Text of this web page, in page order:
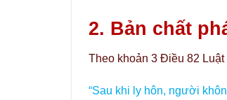
2. Bản chất
Theo khoản 3 Điều 82
“Sau khi ly hôn, người